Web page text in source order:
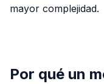
mayor complejidad.
Por qué un